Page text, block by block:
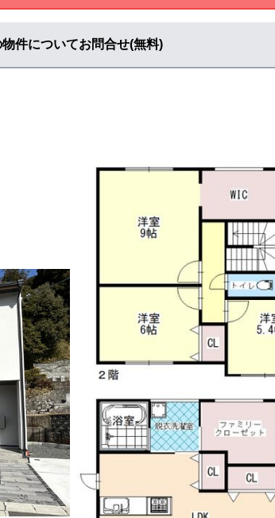
る
る
見る
物件についてお問合せ(無料)